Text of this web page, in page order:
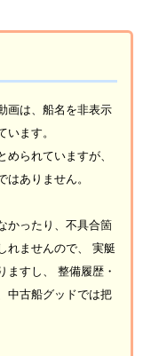
画は、船名を非表示
ます。
られていますが、
ありません。
かったり、不具合箇
れませんので、 実艇
ますし、 整備履歴・
中古船グッドでは把